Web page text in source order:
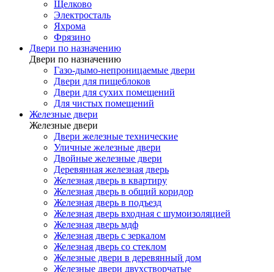
Щелково
Электросталь
Яхрома
Фрязино
Двери по назначению
Двери по назначению
Газо-дымо-непроницаемые двери
Двери для пищеблоков
Двери для сухих помещений
Для чистых помещений
Железные двери
Железные двери
Двери железные технические
Уличные железные двери
Двойные железные двери
Деревянная железная дверь
Железная дверь в квартиру
Железная дверь в общий коридор
Железная дверь в подъезд
Железная дверь входная с шумоизоляцией
Железная дверь мдф
Железная дверь с зеркалом
Железная дверь со стеклом
Железные двери в деревянный дом
Железные двери двухстворчатые